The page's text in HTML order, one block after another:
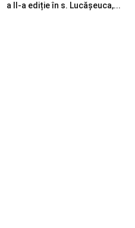
a II-a ediție în s. Lucășeuca,...